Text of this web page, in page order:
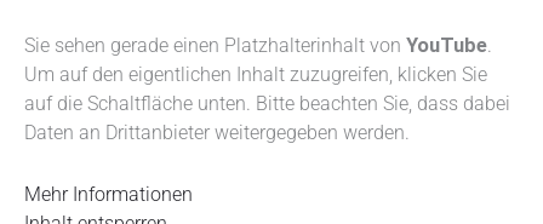
Sie sehen gerade einen Platzhalterinhalt von YouTube.
Um auf den eigentlichen Inhalt zuzugreifen, klicken Sie
auf die Schaltfläche unten. Bitte beachten Sie, dass dabei
Daten an Drittanbieter weitergegeben werden.
Mehr Informationen